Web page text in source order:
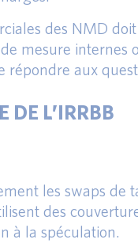
des NMD
mesure internes
répondre aux
DE L’IRRBB
les swaps
des
à la spéculation.